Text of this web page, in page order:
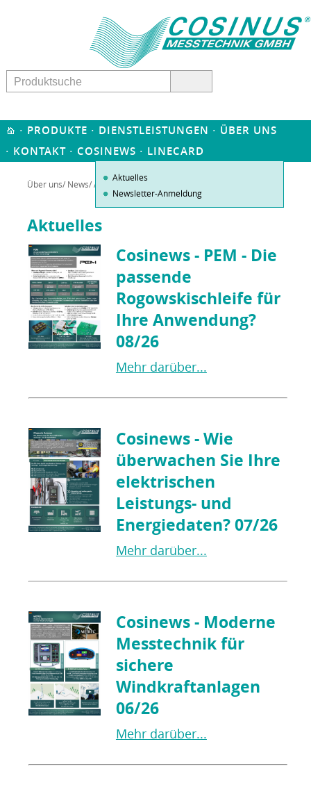
· PRODUKTE · DIENSTLEISTUNGEN · ÜBER UNS
· KONTAKT · COSINEWS · LINECARD
Über uns/ News/ Aktuelles
Aktuelles
Newsletter-Anmeldung
Aktuelles
Cosinews - PEM - Die
passende
Rogowskischleife für
Ihre Anwendung?
08/26
Mehr darüber...
Cosinews - Wie
überwachen Sie Ihre
elektrischen
Leistungs- und
Energiedaten? 07/26
Mehr darüber...
Cosinews - Moderne
Messtechnik für
sichere
Windkraftanlagen
06/26
Mehr darüber...